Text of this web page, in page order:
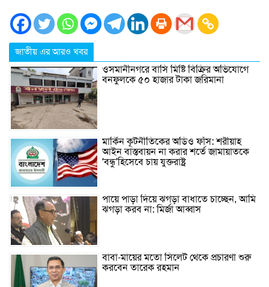
জাতীয় এর আরও খবর
ওসমানীনগরে বাসি মিষ্টি বিক্রির অভিযোগে
বনফুলকে ৫০ হাজার টাকা জরিমানা
মার্কিন কূটনীতিকের অডিও ফাঁস: শরীয়াহ
আইন বাস্তবায়ন না করার শর্তে জামায়াতকে
‘বন্ধু’হিসেবে চায় যুক্তরাষ্ট্র
পায়ে পাড়া দিয়ে ঝগড়া বাধাতে চাচ্ছেন, আমি
ঝগড়া করব না: মির্জা আব্বাস
বাবা-মায়ের মতো সিলেট থেকে প্রচারণা শুরু
করবেন তারেক রহমান